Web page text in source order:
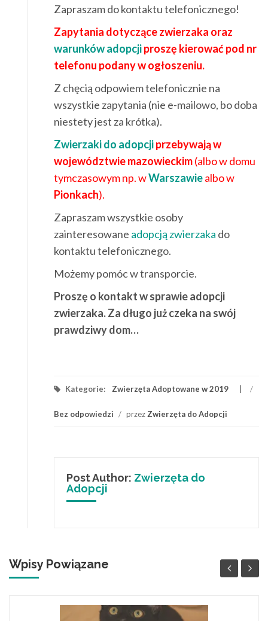
Zapraszam do kontaktu telefonicznego!
Zapytania dotyczące zwierzaka oraz
warunków adopcjiproszę kierować pod nr
telefonu podany w ogłoszeniu.
Z chęcią odpowiem telefonicznie na
wszystkie zapytania (nie e-mailowo, bo doba
niestety jest za krótka).
Zwierzaki do adopcjiprzebywają w
województwie mazowieckim(albo w domu
tymczasowym np. wWarszawiealbo w
Pionkach).
Zapraszam wszystkie osoby
zainteresowane adopcją zwierzaka do
kontaktu telefonicznego.
Możemy pomóc w transporcie.
Proszę o kontakt w sprawie adopcji
zwierzaka. Za długo już czeka na swój
prawdziwy dom…
Kategorie: Zwierzęta Adoptowane w 2019 /
Bez odpowiedzi / przezZwierzęta do Adopcji
Post Author: Zwierzęta do
Adopcji
Wpisy Powiązane